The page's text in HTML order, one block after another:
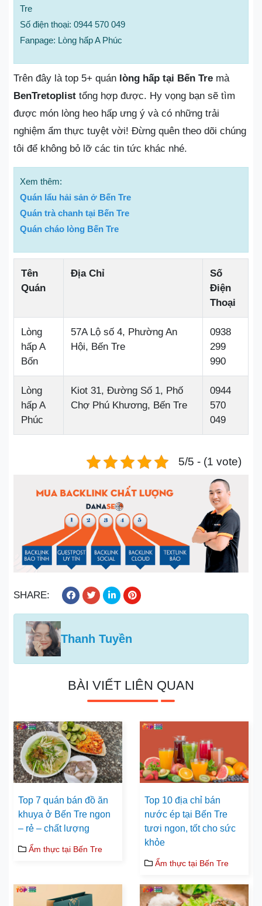
Tre
Số điện thoại: 0944 570 049
Fanpage: Lòng hấp A Phúc
Trên đây là top 5+ quán lòng hấp tại Bến Tre mà
BenTretoplist tổng hợp được. Hy vọng bạn sẽ tìm
được món lòng heo hấp ưng ý và có những trải
nghiệm ẩm thực tuyệt vời! Đừng quên theo dõi chúng
tôi để không bỏ lỡ các tin tức khác nhé.
Xem thêm:
Quán lẩu hải sản ở Bến Tre
Quán trà chanh tại Bến Tre
Quán cháo lòng Bến Tre
Tên
Quán
Địa Chỉ
Số
Điện
Thoại
Lòng
hấp A
Bốn
57A Lộ số 4, Phường An
Hội, Bến Tre
0938
299
990
Lòng
hấp A
Phúc
Kiot 31, Đường Số 1, Phố
Chợ Phú Khương, Bến Tre
0944
570
049
5/5 - (1 vote)
SHARE:
Thanh Tuyền
BÀI VIẾT LIÊN QUAN
Top 7 quán bán đồ ăn
khuya ở Bến Tre ngon
– rẻ – chất lượng
Ẩm thực tại Bến Tre
Top 10 địa chỉ bán
nước ép tại Bến Tre
tươi ngon, tốt cho sức
khỏe
Ẩm thực tại Bến Tre